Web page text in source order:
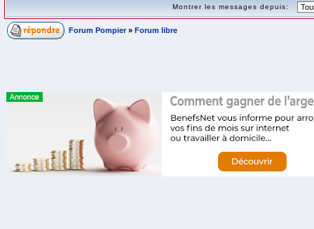
Montrer les messages depuis:
Forum Pompier » Forum libre